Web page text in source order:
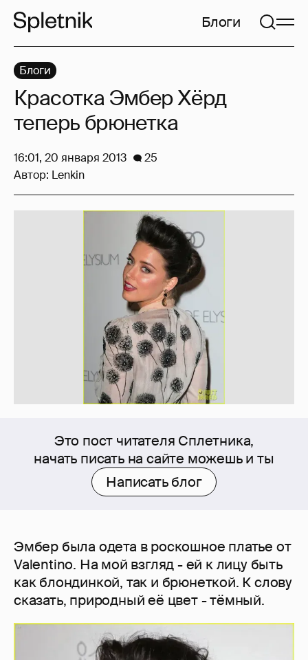
Блоги
Это пост читателя Сплетника,
начать писать на сайте можешь и ты
Написать блог
Эмбер была одета в роскошное платье от
Valentino. На мой взгляд - ей к лицу быть
как блондинкой, так и брюнеткой. К слову
сказать, природный её цвет - тёмный.
Блоги
Красотка Эмбер Хёрд
теперь брюнетка
16:01, 20 января 2013
25
Автор: Lenkin